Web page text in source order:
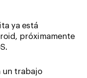
ya está
próximamente
un trabajo